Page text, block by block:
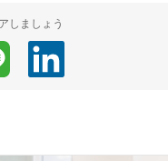
しましょう